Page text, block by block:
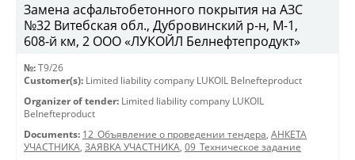
Замена асфальтобетонного покрытия на АЗС
№32 Витебская обл., Дубровинский р-н, М-1,
608-й км, 2 ООО «ЛУКОЙЛ Белнефтепродукт»
№: T9/26
Customer(s): Limited liability company LUKOIL Belnefteproduct
Organizer of tender: Limited liability company LUKOIL
Belnefteproduct
Documents: 12_Объявление о проведении тендера, АНКЕТА
УЧАСТНИКА, ЗАЯВКА УЧАСТНИКА, 09_Техническое задание